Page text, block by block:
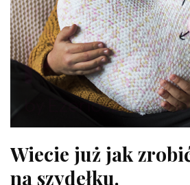
Wiecie już jak
na szydełku.